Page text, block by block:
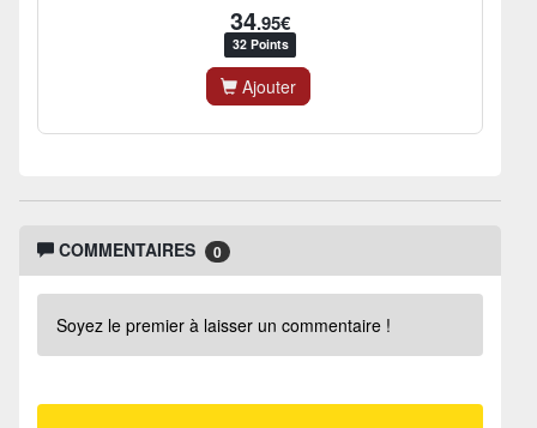
34.95€
32 Points
Ajouter
COMMENTAIRES 0
Soyez le premier à laisser un commentaire !